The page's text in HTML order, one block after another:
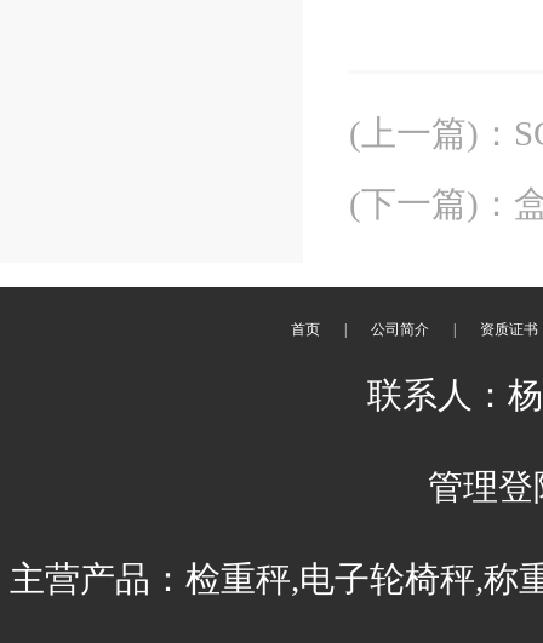
(上一篇) ：
(下一篇) ：
首页 公司简介 资质证书
联系人：
管理登
主营产品：检重秤,电子轮椅秤,称